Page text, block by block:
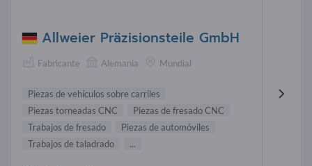
Allweier Präzisionsteile GmbH
Fabricante Alemania Mundial
Piezas de vehículos sobre carriles
Piezas torneadas CNC
Piezas de fresado CNC
Trabajos de fresado
Piezas de automóviles
Trabajos de taladrado
...